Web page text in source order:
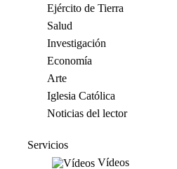
Ejército de Tierra
Salud
Investigación
Economía
Arte
Iglesia Católica
Noticias del lector
Servicios
Vídeos